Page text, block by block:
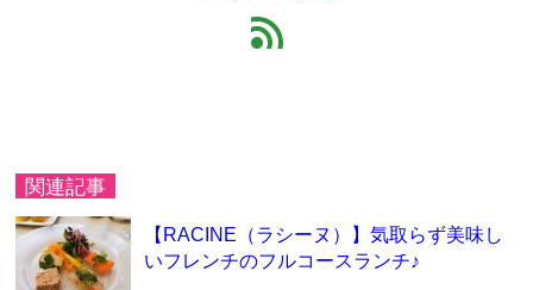
feed
関連記事
【RACINE（ラシーヌ）】気取らず美味し
いフレンチのフルコースランチ♪